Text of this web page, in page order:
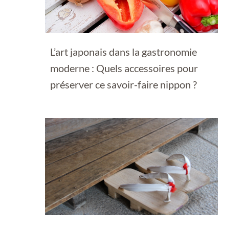
L’art japonais dans la gastronomie
moderne : Quels accessoires pour
préserver ce savoir-faire nippon ?